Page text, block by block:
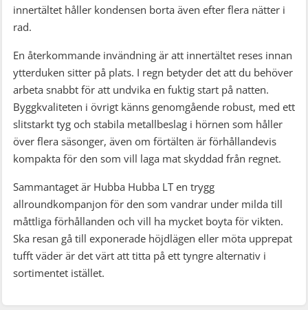
innertältet håller kondensen borta även efter flera nätter i
rad.
En återkommande invändning är att innertältet reses innan
ytterduken sitter på plats. I regn betyder det att du behöver
arbeta snabbt för att undvika en fuktig start på natten.
Byggkvaliteten i övrigt känns genomgående robust, med ett
slitstarkt tyg och stabila metallbeslag i hörnen som håller
över flera säsonger, även om förtälten är förhållandevis
kompakta för den som vill laga mat skyddad från regnet.
Sammantaget är Hubba Hubba LT en trygg
allroundkompanjon för den som vandrar under milda till
måttliga förhållanden och vill ha mycket boyta för vikten.
Ska resan gå till exponerade höjdlägen eller möta upprepat
tufft väder är det värt att titta på ett tyngre alternativ i
sortimentet istället.